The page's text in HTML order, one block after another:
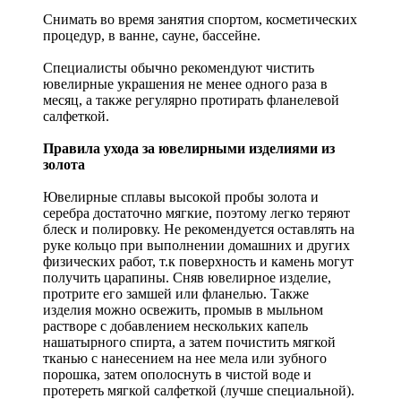
Снимать во время занятия спортом, косметических
процедур, в ванне, сауне, бассейне.
Специалисты обычно рекомендуют чистить
ювелирные украшения не менее одного раза в
месяц, а также регулярно протирать фланелевой
салфеткой.
Правила ухода за ювелирными изделиями из
золота
Ювелирные сплавы высокой пробы золота и
серебра достаточно мягкие, поэтому легко теряют
блеск и полировку. Не рекомендуется оставлять на
руке кольцо при выполнении домашних и других
физических работ, т.к поверхность и камень могут
получить царапины. Сняв ювелирное изделие,
протрите его замшей или фланелью. Также
изделия можно освежить, промыв в мыльном
растворе с добавлением нескольких капель
нашатырного спирта, а затем почистить мягкой
тканью с нанесением на нее мела или зубного
порошка, затем ополоснуть в чистой воде и
протереть мягкой салфеткой (лучше специальной).